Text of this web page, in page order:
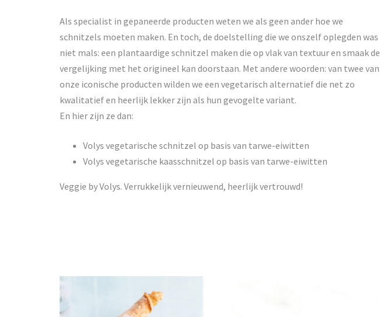
Als specialist in gepaneerde producten weten we als geen ander hoe we
schnitzels moeten maken. En toch, de doelstelling die we onszelf oplegden was
niet mals: een plantaardige schnitzel maken die op vlak van textuur en smaak de
vergelijking met het origineel kan doorstaan. Met andere woorden: van twee van
onze iconische producten wilden we een vegetarisch alternatief die net zo
kwalitatief en heerlijk lekker zijn als hun gevogelte variant.
En hier zijn ze dan:
Volys vegetarische schnitzel op basis van tarwe-eiwitten
Volys vegetarische kaasschnitzel op basis van tarwe-eiwitten
Veggie by Volys. Verrukkelijk vernieuwend, heerlijk vertrouwd!